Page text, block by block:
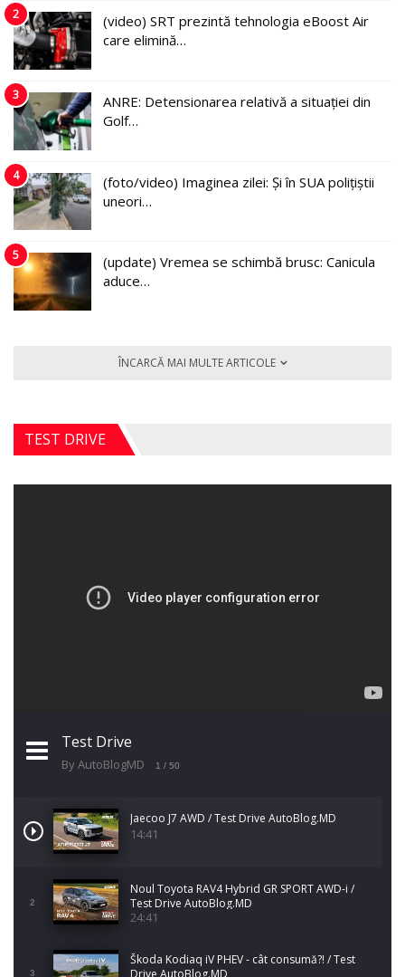
2
(video) SRT prezintă tehnologia eBoost Air
care elimină…
3
ANRE: Detensionarea relativă a situației din
Golf…
4
(foto/video) Imaginea zilei: Și în SUA polițiștii
uneori…
5
(update) Vremea se schimbă brusc: Canicula
aduce…
ÎNCARCĂ MAI MULTE ARTICOLE
TEST DRIVE
Test Drive
By AutoBlogMD 1 / 50
Jaecoo J7 AWD / Test Drive AutoBlog.MD
14:41
2
Noul Toyota RAV4 Hybrid GR SPORT AWD-i /
Test Drive AutoBlog.MD
24:41
3
Škoda Kodiaq iV PHEV - cât consumă?! / Test
Drive AutoBlog.MD